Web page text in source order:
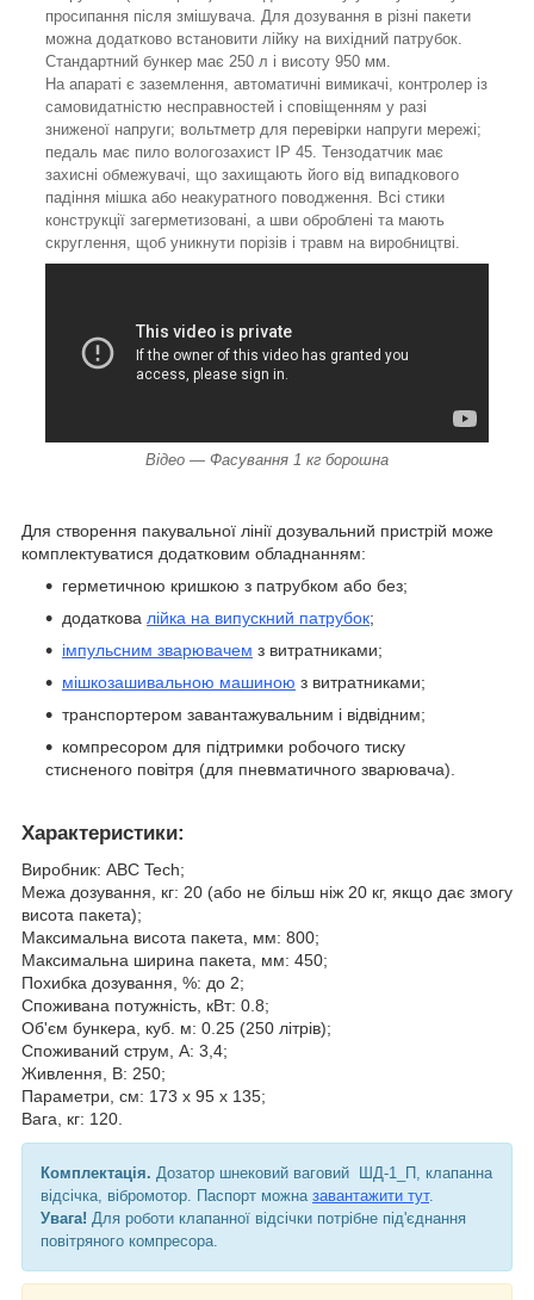
просипання після змішувача. Для дозування в різні пакети
можна додатково встановити лійку на вихідний патрубок.
Стандартний бункер має 250 л і висоту 950 мм.
На апараті є заземлення, автоматичні вимикачі, контролер із
самовидатністю несправностей і сповіщенням у разі
зниженої напруги; вольтметр для перевірки напруги мережі;
педаль має пило вологозахист IP 45. Тензодатчик має
захисні обмежувачі, що захищають його від випадкового
падіння мішка або неакуратного поводження. Всі стики
конструкції загерметизовані, а шви оброблені та мають
скруглення, щоб уникнути порізів і травм на виробництві.
Відео — Фасування 1 кг борошна
Для створення пакувальної лінії дозувальний пристрій може
комплектуватися додатковим обладнанням:
герметичною кришкою з патрубком або без;
додаткова лійка на випускний патрубок;
імпульсним зварювачем з витратниками;
мішкозашивальною машиною з витратниками;
транспортером завантажувальним і відвідним;
компресором для підтримки робочого тиску
стисненого повітря (для пневматичного зварювача).
Характеристики:
Виробник: ABC Tech;
Межа дозування, кг: 20 (або не більш ніж 20 кг, якщо дає змогу
висота пакета);
Максимальна висота пакета, мм: 800;
Максимальна ширина пакета, мм: 450;
Похибка дозування, %: до 2;
Споживана потужність, кВт: 0.8;
Об'єм бункера, куб. м: 0.25 (250 літрів);
Споживаний струм, А: 3,4;
Живлення, В: 250;
Параметри, см: 173 х 95 х 135;
Вага, кг: 120.
Комплектація. Дозатор шнековий ваговий ШД-1_П, клапанна
відсічка, вібромотор. Паспорт можна завантажити тут.
Увага! Для роботи клапанної відсічки потрібне під'єднання
повітряного компресора.